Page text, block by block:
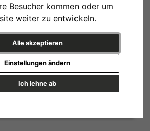
Besucher kommen oder um
weiter zu entwickeln.
Alle akzeptieren
Ich lehne ab
Einstellungen ändern